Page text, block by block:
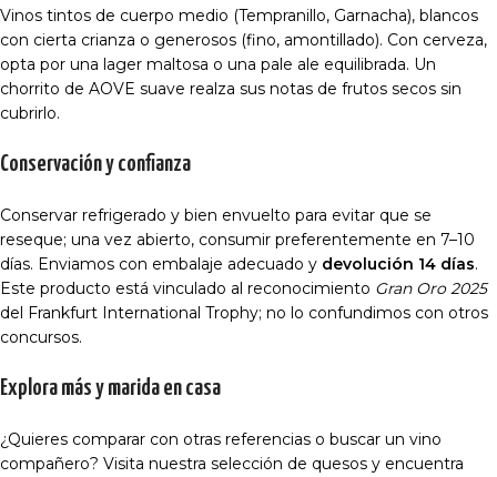
Vinos tintos de cuerpo medio (Tempranillo, Garnacha), blancos
con cierta crianza o generosos (fino, amontillado). Con cerveza,
opta por una lager maltosa o una pale ale equilibrada. Un
chorrito de AOVE suave realza sus notas de frutos secos sin
cubrirlo.
Conservación y confianza
Conservar refrigerado y bien envuelto para evitar que se
reseque; una vez abierto, consumir preferentemente en 7–10
días. Enviamos con embalaje adecuado y devolución 14 días.
Este producto está vinculado al reconocimiento Gran Oro 2025
del Frankfurt International Trophy; no lo confundimos con otros
concursos.
Explora más y marida en casa
¿Quieres comparar con otras referencias o buscar un vino
compañero? Visita nuestra selección de quesos y encuentra